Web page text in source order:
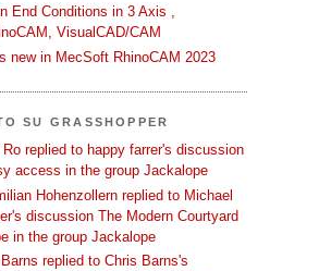
End Conditions in 3 Axis ,
VisualCAD/CAM
new in MecSoft RhinoCAM 2023
SU GRASSHOPPER
Ro replied to happy farrer's discussion
access in the group Jackalope
Hohenzollern replied to Michael
discussion The Modern Courtyard
in the group Jackalope
replied to Chris Barns's